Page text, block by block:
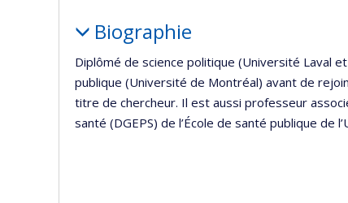
Biographie
Diplômé de science politique (Université Laval
publique (Université de Montréal) avant de
titre de chercheur. Il est aussi professeur
santé (DGEPS) de l’École de santé publique de